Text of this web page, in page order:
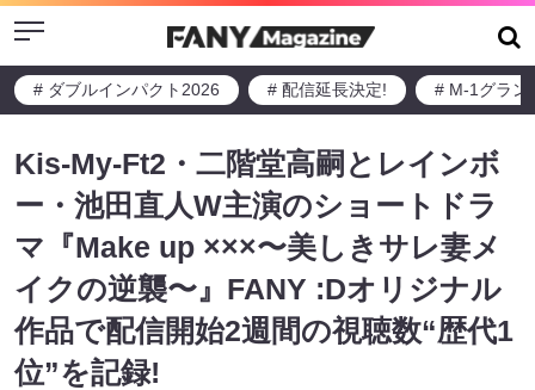
Menu
# ダブルインパクト2026 # 配信延長決定! # M-1グラン
Kis-My-Ft2・二階堂高嗣とレインボ
ー・池田直人W主演のショートドラ
マ『Make up ×××〜美しきサレ妻メ
イクの逆襲〜』FANY :Dオリジナル
作品で配信開始2週間の視聴数“歴代1
位”を記録!